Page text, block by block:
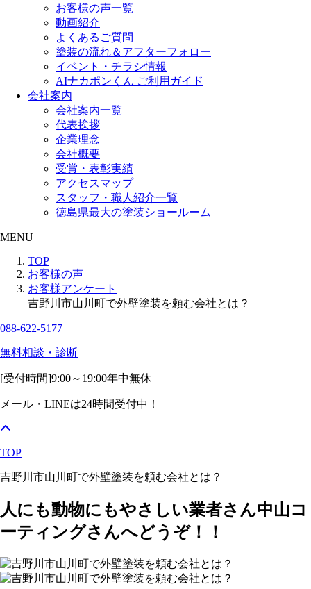
お客様の声一覧
動画紹介
よくあるご質問
塗装の流れ＆アフターフォロー
イベント・チラシ情報
AIナカポンくん ご利用ガイド
会社案内
会社案内一覧
代表挨拶
企業理念
会社概要
受賞・表彰実績
アクセスマップ
スタッフ・職人紹介一覧
徳島県最大の塗装ショールーム
MENU
TOP
お客様の声
お客様アンケート
吉野川市山川町で外壁塗装を頼む会社とは？
088-622-5177
無料相談・診断
[受付時間]9:00～19:00年中無休
メール・LINEは24時間受付中！
TOP
吉野川市山川町で外壁塗装を頼む会社とは？
人にも動物にもやさしい業者さん中山コ
ーティングさんへどうぞ！！